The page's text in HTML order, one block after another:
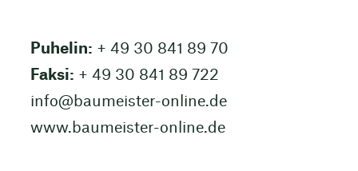
Puhelin: + 49 30 841 89 70
Faksi: + 49 30 841 89 722
info@baumeister-online.de
www.baumeister-online.de